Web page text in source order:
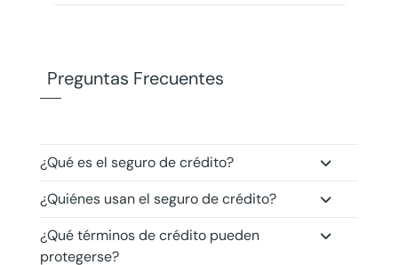
Preguntas Frecuentes
¿Qué es el seguro de crédito?
¿Quiénes usan el seguro de crédito?
¿Qué términos de crédito pueden
protegerse?